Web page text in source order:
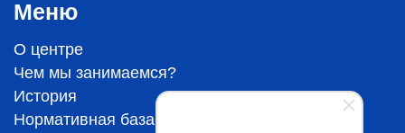
Меню
О центре
Чем мы занимаемся?
История
Нормативная база